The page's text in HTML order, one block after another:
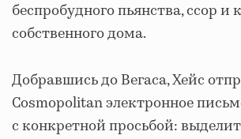
беспробудного пьянства, ссор и
собственного дома.
Добравшись до Вегаса, Хейс
Cosmopolitan электронное
с конкретной просьбой: